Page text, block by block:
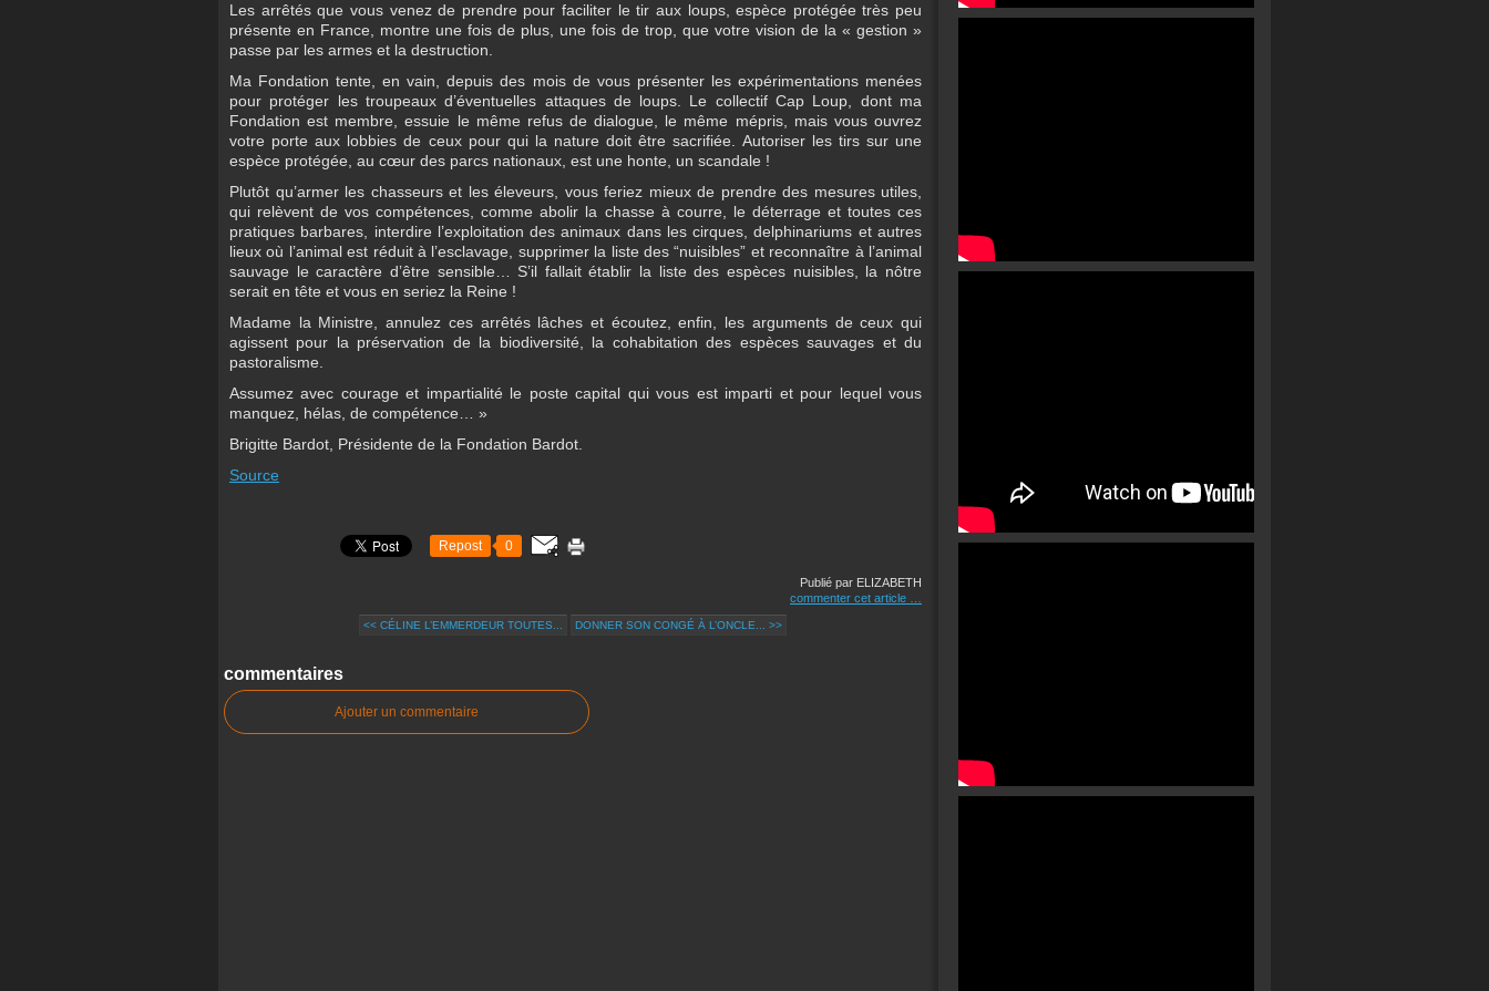
Les arrêtés que vous venez de prendre pour faciliter le tir aux loups, espèce protégée très peu
présente en France, montre une fois de plus, une fois de trop, que votre vision de la « gestion »
passe par les armes et la destruction.
Ma Fondation tente, en vain, depuis des mois de vous présenter les expérimentations menées
pour protéger les troupeaux d’éventuelles attaques de loups. Le collectif Cap Loup, dont ma
Fondation est membre, essuie le même refus de dialogue, le même mépris, mais vous ouvrez
votre porte aux lobbies de ceux pour qui la nature doit être sacrifiée. Autoriser les tirs sur une
espèce protégée, au cœur des parcs nationaux, est une honte, un scandale !
Plutôt qu’armer les chasseurs et les éleveurs, vous feriez mieux de prendre des mesures utiles,
qui relèvent de vos compétences, comme abolir la chasse à courre, le déterrage et toutes ces
pratiques barbares, interdire l’exploitation des animaux dans les cirques, delphinariums et autres
lieux où l’animal est réduit à l’esclavage, supprimer la liste des “nuisibles” et reconnaître à l’animal
sauvage le caractère d’être sensible… S’il fallait établir la liste des espèces nuisibles, la nôtre
serait en tête et vous en seriez la Reine !
Madame la Ministre, annulez ces arrêtés lâches et écoutez, enfin, les arguments de ceux qui
agissent pour la préservation de la biodiversité, la cohabitation des espèces sauvages et du
pastoralisme.
Assumez avec courage et impartialité le poste capital qui vous est imparti et pour lequel vous
manquez, hélas, de compétence… »
Brigitte Bardot, Présidente de la Fondation Bardot.
Source
Repost 0
Publié par ELIZABETH
commenter cet article
<< CÉLINE L’EMMERDEUR TOUTES... DONNER SON CONGÉ À L’ONCLE... >>
commentaires
Ajouter un commentaire